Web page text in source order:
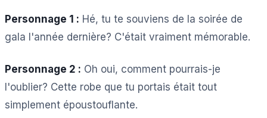
Personnage 1 : Hé, tu te souviens de la soirée de
gala l'année dernière? C'était vraiment mémorable.
Personnage 2 : Oh oui, comment pourrais-je
l'oublier? Cette robe que tu portais était tout
simplement époustouflante.